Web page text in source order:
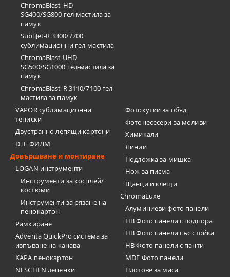
ChromaBlast-HD
SG400/SG800 гел-мастила за
памук
SubliJet-R 3300/7700
сублимационни гел-мастила
ChromaBlast UHD
SG500/SG1000 гел-мастила за
памук
ChromaBlast-R 3110/7100 гел-
мастила за памук
VAPOR сублимационни
тениски
Двустранно лепящи картони
DTF ФИЛМ
Довършване и монтиране
LOGAN инструменти
Инструменти за косплей/
костюми
Инструменти за рязане на
пенокартон
Рамкиране
Adventa QuickPro система за
изпъване на канава
KAPA пенокартон
NESCHEN лепенки
Фотокутии за обяд
Фотонесесери за моливи
Химикали
Линии
Подложка за мишка
Нож за писма
Щанци и клещи
ChromaLuxe
Алуминиеви фото панели
HB Фото панели с подпора
HB Фото панели със стойка
HB Фото панели с панти
MDF Фото панели
Плотове за маса